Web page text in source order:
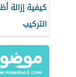
كيفية إزالة
التركيب